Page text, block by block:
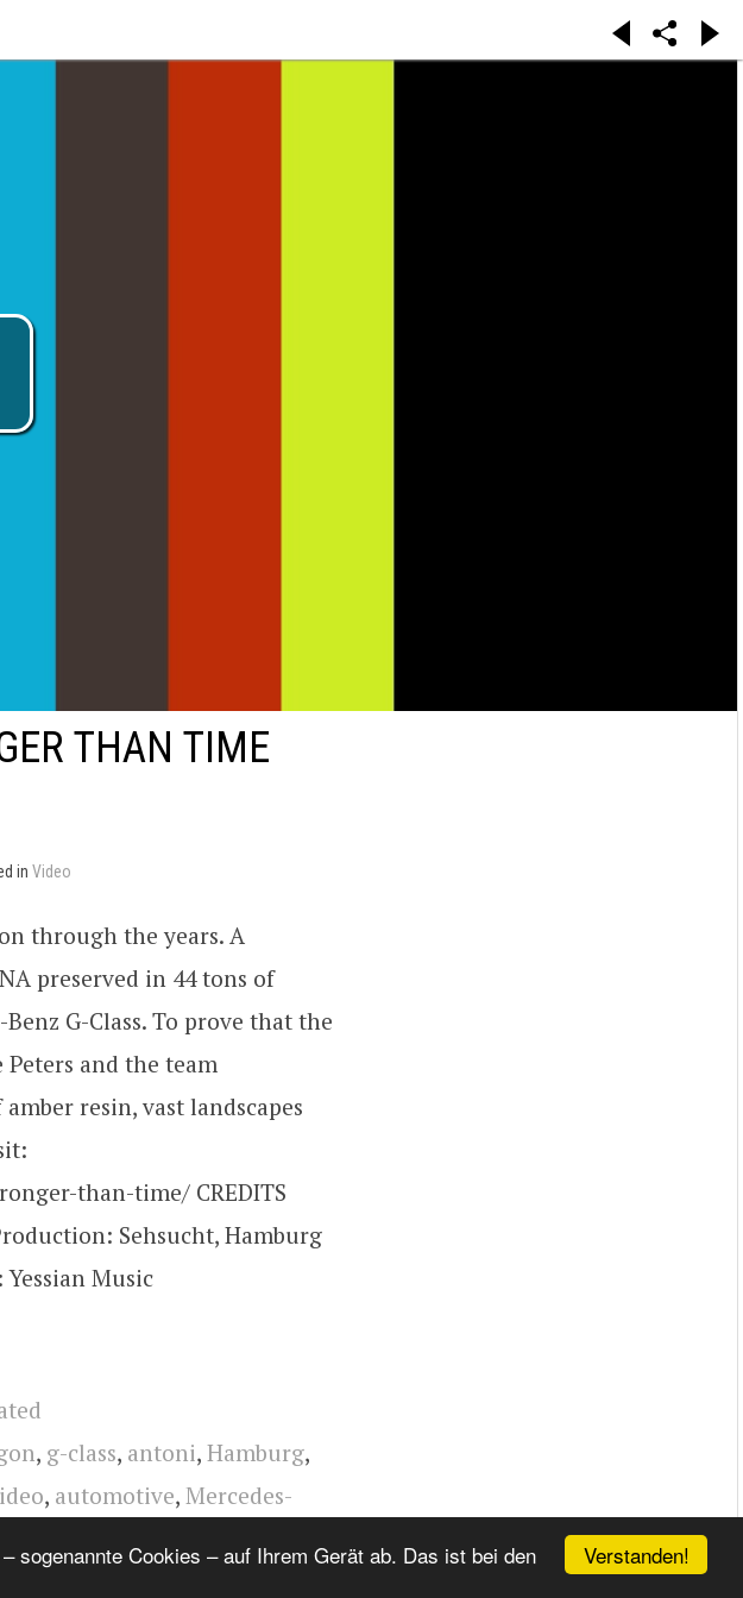
Verstanden!
sogenannte Cookies – auf Ihrem Gerät ab. Das ist bei den
THAN TIME
in Video
through the years. A
preserved in 44 tons of
G-Class. To prove that the
and the team
resin, vast landscapes
than-time/ CREDITS
Sehsucht, Hamburg
Music
, g-class, antoni, Hamburg,
, automotive, Mercedes-